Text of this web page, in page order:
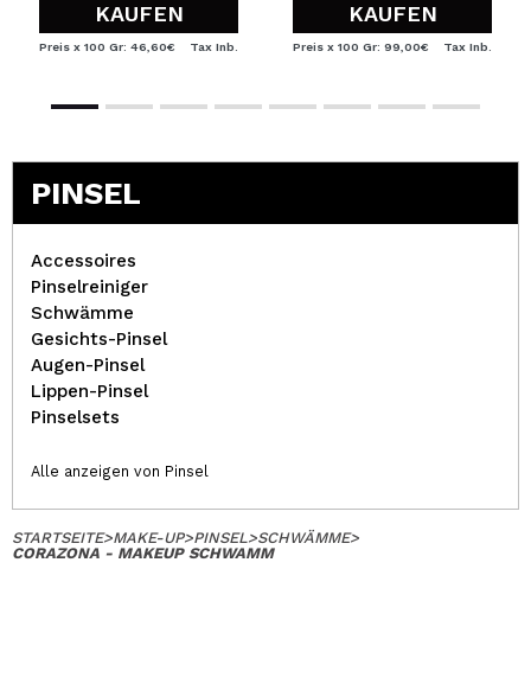
KAUFEN
Preis x 100 Gr: 46,60€ Tax Inb.
KAUFEN
Preis x 100 Gr: 99,00€ Tax Inb.
PINSEL
Accessoires
Pinselreiniger
Schwämme
Gesichts-Pinsel
Augen-Pinsel
Lippen-Pinsel
Pinselsets
Alle anzeigen von Pinsel
STARTSEITE>MAKE-UP>PINSEL>SCHWÄMME>
CORAZONA - MAKEUP SCHWAMM